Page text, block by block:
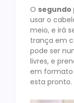
O
usar o
meio, e irá
trança em
pode ser
livres, e
em formato
esta pronto.